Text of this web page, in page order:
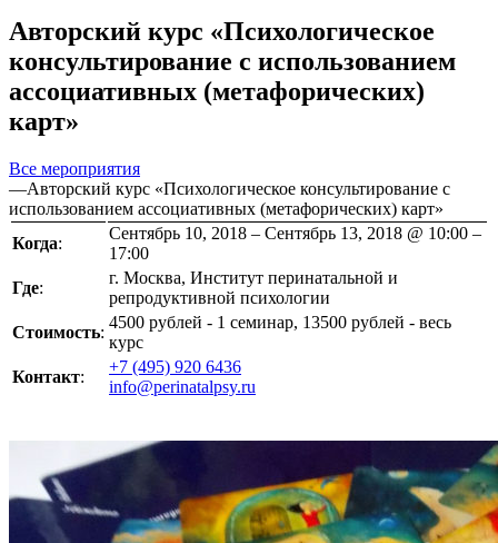
Авторский курс «Психологическое
консультирование с использованием
ассоциативных (метафорических)
карт»
Все мероприятия
—Авторский курс «Психологическое консультирование с
использованием ассоциативных (метафорических) карт»
Когда:
Сентябрь 10, 2018 – Сентябрь 13, 2018 @ 10:00 –
17:00
Где:
г. Москва, Институт перинатальной и
репродуктивной психологии
Стоимость:
4500 рублей - 1 семинар, 13500 рублей - весь
курс
Контакт:
+7 (495) 920 6436
info@perinatalpsy.ru